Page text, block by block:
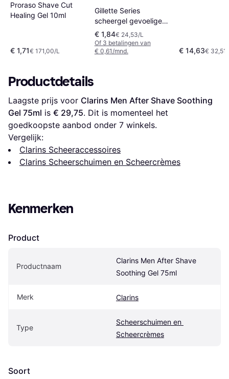
Proraso Shave Cut
Healing Gel 10ml
€ 1,71€ 171,00/L
Gillette Series
scheergel gevoelige
huid
€ 1,84€ 24,53/L
Of 3 betalingen van
€ 0,61/mnd.
€ 14,63€
Productdetails
Laagste prijs voor Clarins Men After Shave Soothing
Gel 75ml is € 29,75. Dit is momenteel het
goedkoopste aanbod onder 7 winkels.
Vergelijk:
Clarins Scheeraccessoires
Clarins Scheerschuimen en Scheercrèmes
Kenmerken
Product
Productnaam
Clarins Men After Shave
Soothing Gel 75ml
Merk Clarins
Type
Scheerschuimen en
Scheercrèmes
Soort